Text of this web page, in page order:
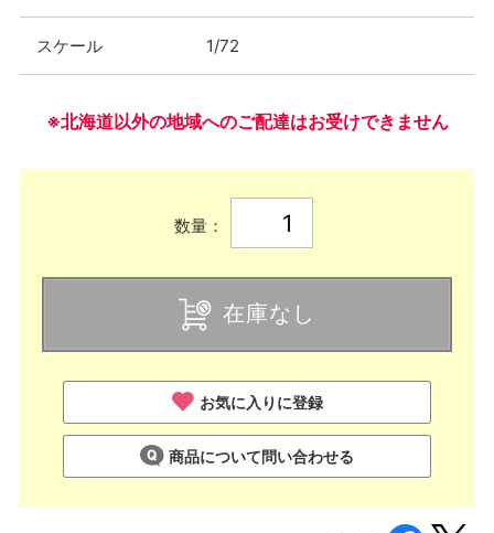
スケール 1/72
※北海道以外の地域へのご配達はお受けできません
数量：
在庫なし
お気に入りに登録
商品について問い合わせる